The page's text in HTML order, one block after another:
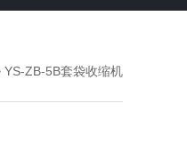
ZB-5B套袋收缩机